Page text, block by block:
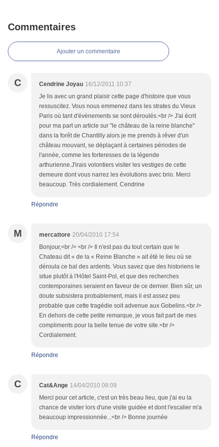
Commentaires
Ajouter un commentaire
C Cendrine Joyau 16/12/2011 10:37
Je lis avec un grand plaisir cette page d'histoire que vous
ressuscitez. Vous nous emmenez dans les strates du Vieux
Paris où tant d'évènements se sont déroulés.<br /> J'ai écrit
pour ma part un article sur "le château de la reine blanche"
dans la forêt de Chantilly alors je me prends à rêver d'un
château mouvant, se déplaçant à certaines périodes de
l'année, comme les forteresses de la légende
arthurienne.J'irais volontiers visiter les vestiges de cette
demeure dont vous narrez les évolutions avec brio. Merci
beaucoup. Très cordialement. Cendrine
Répondre
M mercattore 20/04/2010 17:54
Bonjour,<br /> <br /> Il n'est pas du tout certain que le
Chateau dit « de la « Reine Blanche » ait été le lieu où se
déroula ce bal des ardents. Vous savez que des historiens le
situe plutôt à l'Hôtel Saint-Pol, et que des recherches
contemporaines seraient en faveur de ce dernier. Bien sûr, un
doute subsistera probablement, mais il est assez peu
probable que cette tragédie soit advenue aux Gobelins.<br />
En dehors de cette petite remarque, je vous fait part de mes
compliments pour la belle tenue de votre site.<br />
Cordialement.
Répondre
C Cat&Ange 14/04/2010 08:09
Merci pour cet article, c'est un très beau lieu, que j'ai eu la
chance de visiter lors d'une visite guidée et dont l'escalier m'a
beaucoup impressionnée...<br /> Bonne journée
Répondre